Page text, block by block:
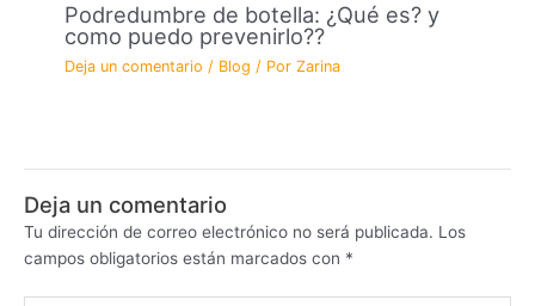
Podredumbre de botella: ¿Qué es? y
como puedo prevenirlo??
Deja un comentario / Blog / PorZarina
Deja un comentario
Tu dirección de correo electrónico no será publicada. Los
campos obligatorios están marcados con *